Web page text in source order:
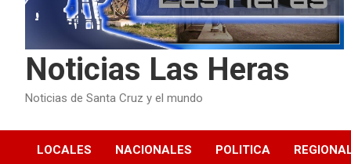
Noticias Las Heras
Noticias de Santa Cruz y el mundo
LOCALES NACIONALES POLITICA